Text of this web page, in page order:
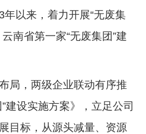
年以来，着力开展“无废集
南省第一家“无废集团”建
局，两级企业联动有序推
建设实施方案》，立足公司
目标，从源头减量、资源